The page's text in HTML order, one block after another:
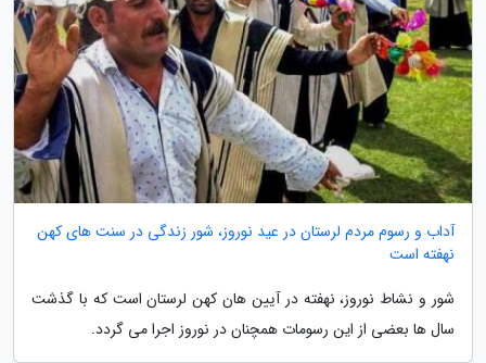
آداب و رسوم مردم لرستان در عید نوروز، شور زندگی در سنت های کهن
نهفته است
شور و نشاط نوروز، نهفته در آیین هان کهن لرستان است که با گذشت
سال ها بعضی از این رسومات همچنان در نوروز اجرا می گردد.